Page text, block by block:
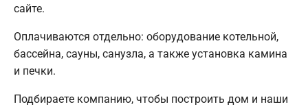
сайте.
Оплачиваются отдельно: оборудование котельной,
бассейна, сауны, санузла, а также установка камина
и печки.
Подбираете компанию, чтобы построить дом и наши